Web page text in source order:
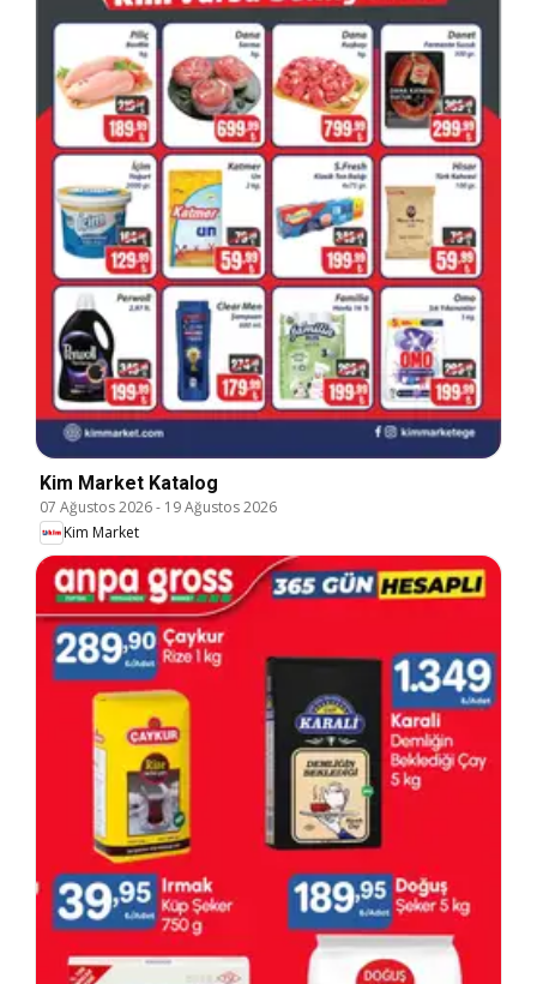
Kim Market Katalog
07 Ağustos 2026- 19 Ağustos 2026
Kim Market